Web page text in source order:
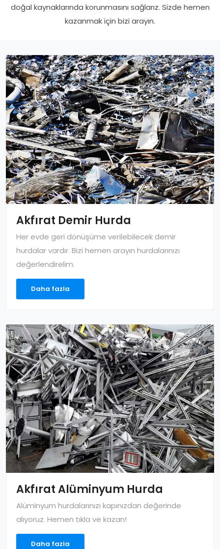
doğal kaynaklarında korunmasını sağlarız. Sizde hemen
kazanmak için bizi arayın.
Akfırat Demir Hurda
Her evde geri dönüşüme verilebilecek demir
hurdalar vardır. Bizi hemen arayın hurdalarınızı
değerlendirelim.
Daha fazla
Akfırat Alüminyum Hurda
Alüminyum hurdalarınızı kapınızdan değerinde
alıyoruz. Hemen tıkla ve kazan!
Daha fazla